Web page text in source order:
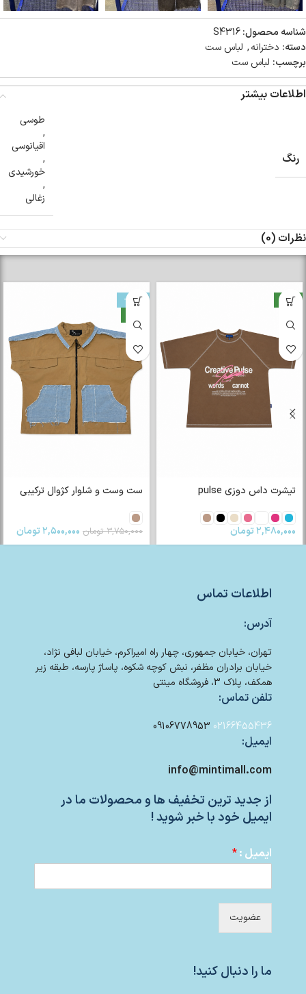
شناسه محصول:S4316
دسته: دخترانه, لباس ست
برچسب: لباس ست
اطلاعات بیشتر
رنگ
طوسی
,
اقیانوسی
,
خورشیدی
,
زغالی
نظرات (0)
جدید
تیشرت داس دوزی pulse
۲,۴۸۰,۰۰۰تومان
-33%
ست وست و شلوار کژوال ترکیبی
۳,۷۵۰,۰۰۰ تومان ۲,۵۰۰,۰۰۰تومان
اطلاعات تماس
آدرس:
تهران، خیابان جمهوری، چهار راه امیراکرم، خیابان لبافی نژاد،
خیابان برادران مظفر، نبش کوچه شکوه، پاساژ پارسه، طبقه زیر
همکف، پلاک 3، فروشگاه مینتی
تلفن تماس:
02166455436
09106778953
ایمیل:
info@mintimall.com
از جدید ترین تخفیف ها و محصولات ما در
ایمیل خود با خبر شوید !
ایمیل :*
عضویت
ما را دنبال کنید!